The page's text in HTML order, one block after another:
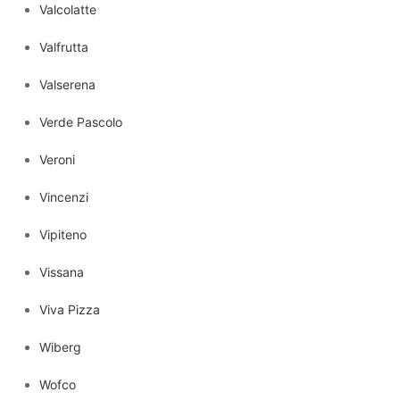
Valcolatte
Valfrutta
Valserena
Verde Pascolo
Veroni
Vincenzi
Vipiteno
Vissana
Viva Pizza
Wiberg
Wofco